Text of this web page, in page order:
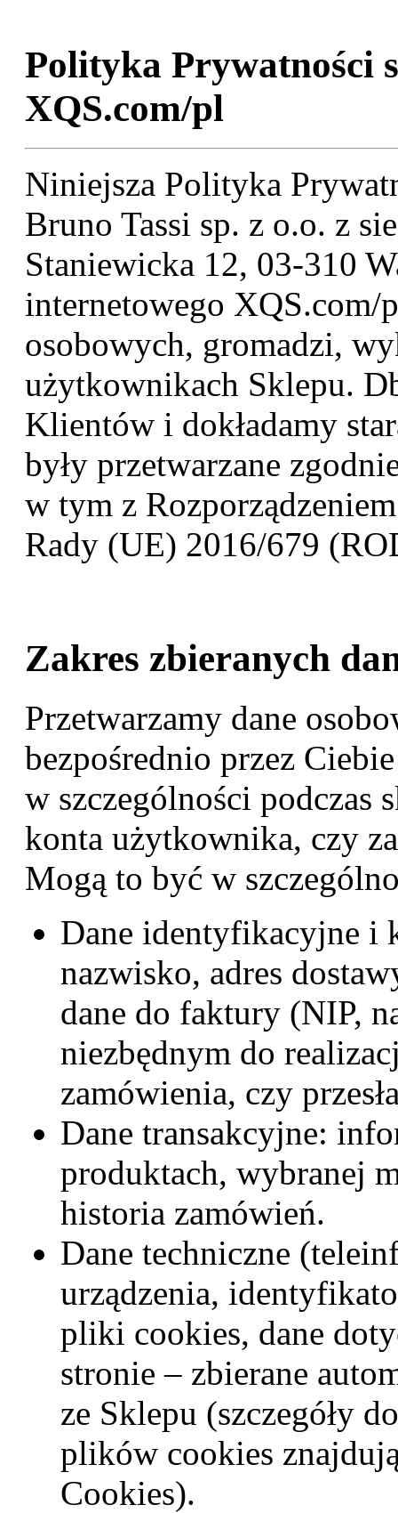
Polityka Prywatności
XQS.com/pl
Niniejsza Polityka
Bruno Tassi sp. z o.o. z
Staniewicka 12, 03-310
internetowego
osobowych, gromadzi,
użytkownikach Sklepu.
Klientów i dokładamy
były przetwarzane
w tym z
Rady (UE) 2016/679
Zakres zbieranych
Przetwarzamy dane
bezpośrednio przez
w szczególności podczas
konta użytkownika, czy
Mogą to być w
Dane identyfikacyjne i
nazwisko, adres
dane do faktury (NIP,
niezbędnym do
zamówienia, czy
Dane transakcyjne:
produktach, wybranej
historia zamówień.
Dane techniczne
urządzenia,
pliki cookies, dane
stronie – zbierane
ze Sklepu (szczegóły
plików cookies
Cookies).